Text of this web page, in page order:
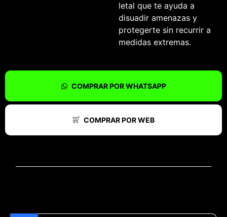
letal que te ayuda a
disuadir amenazas y
protegerte sin recurrir a
medidas extremas.
COMPRAR POR WHATSAPP
COMPRAR POR WEB